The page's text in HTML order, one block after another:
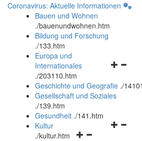
Coronavirus: Aktuelle Informationen
Bauen und Wohnen
./bauenundwohnen.htm
Bildung und Forschung
./133.htm
und
schließen
Europa und
Internationales
./203110.htm
Geschichte und Geografie ./
Gesellschaft und Soziales
./139.htm
Gesundheit ./141.htm
Navigationsmenü
Kultur
./kultur.htm